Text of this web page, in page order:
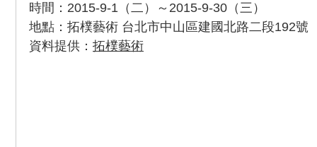
時間：2015-9-1（二）～2015-9-30（三）
地點：拓樸藝術 台北市中山區建國北路二段192號
資料提供： 拓樸藝術